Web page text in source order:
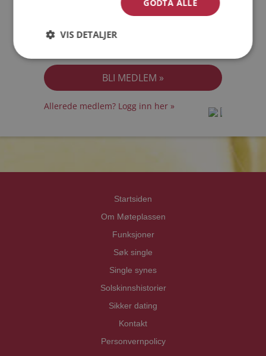
Jeg akseptererMedlemsvilkårene
Allerede medlem? Logg inn her »
Startsiden
Om Møteplassen
Funksjoner
Søk single
Single synes
Solskinnshistorier
Sikker dating
Kontakt
Personvernpolicy
GODTA ALLE
VIS DETALJER